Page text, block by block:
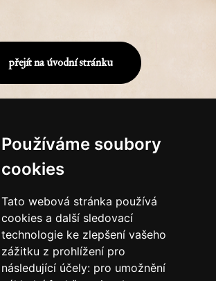
Používáme soubory
cookies
Tato webová stránka používá
cookies a další sledovací
technologie ke zlepšení vašeho
zážitku z prohlížení pro
následující účely: pro umožnění
přejít na úvodní stránku
Cimrmanova Zpravodaje
je společnost